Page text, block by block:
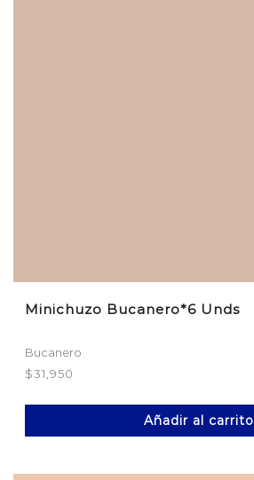
Minichuzo Bucanero*6 Unds
Bucanero
$31,950
Añadir al carrito